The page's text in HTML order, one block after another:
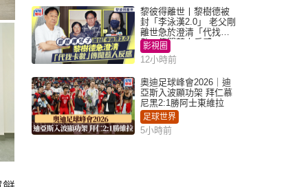
黎彼得離世丨黎樹德被
封「李泳漢2.0」 老父剛
離世急於澄清「代找卡
數」傳聞惹人反感
影視圈
12小時前
奧迪足球峰會2026｜迪
亞斯入波顯功架 拜仁慕
尼黑2:1勝阿士東維拉
足球世界
5小時前